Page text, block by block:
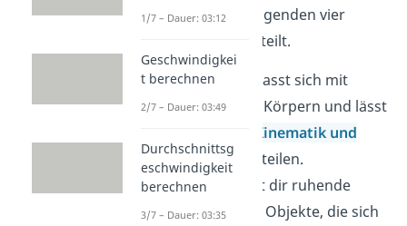
generell in die folgenden vier
Teilgebiete unterteilt.
Dynamik
Befasst sich mit
bewegenden Körpern und lässt
Kinematik und
Kinetikunterteilen.
Statik
Erklärt dir ruhende
physikalische Objekte, die sich
1/7 – Dauer: 03:12
Geschwindigkei
t berechnen
2/7 – Dauer: 03:49
Durchschnittsg
eschwindigkeit
berechnen
3/7 – Dauer: 03:35